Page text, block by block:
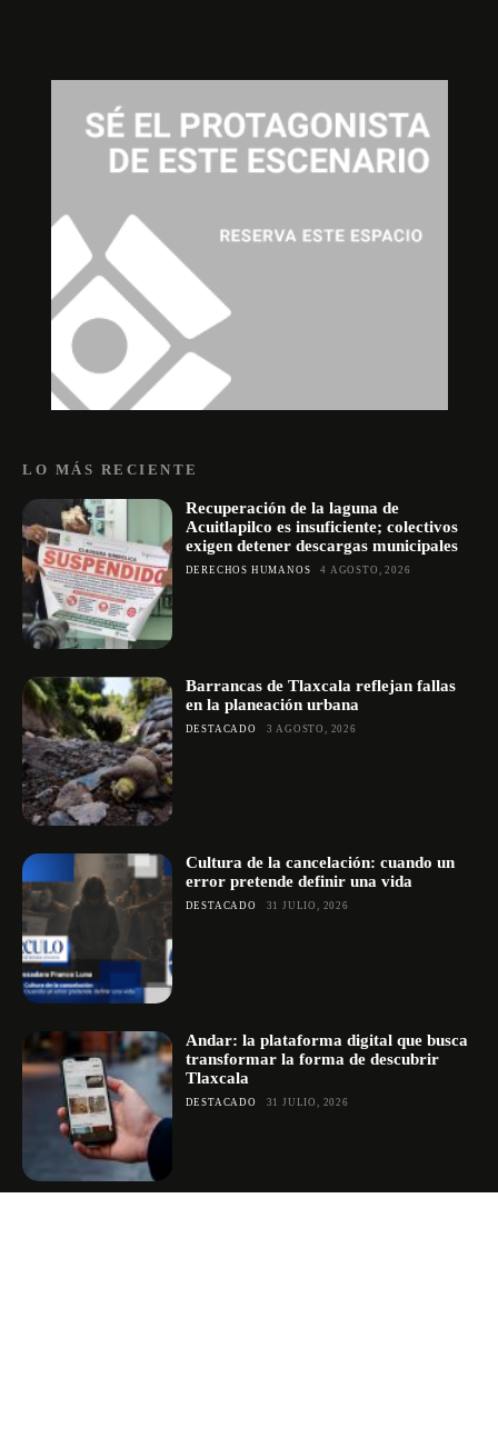
LO MÁS RECIENTE
Recuperación de la laguna de
Acuitlapilco es insuficiente; colectivos
exigen detener descargas municipales
DERECHOS HUMANOS 4 AGOSTO, 2026
Barrancas de Tlaxcala reflejan fallas
en la planeación urbana
DESTACADO 3 AGOSTO, 2026
Cultura de la cancelación: cuando un
error pretende definir una vida
DESTACADO 31 JULIO, 2026
Andar: la plataforma digital que busca
transformar la forma de descubrir
Tlaxcala
DESTACADO 31 JULIO, 2026